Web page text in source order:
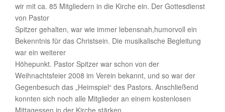
wir mit ca. 85 Mitgliedern in die Kirche ein. Der Gottesdienst
von Pastor
Spitzer gehalten, war wie immer lebensnah,humorvoll ein
Bekenntnis für das Christsein. Die musikalische Begleitung
war ein weiterer
Höhepunkt. Pastor Spitzer war schon von der
Weihnachtsfeier 2008 im Verein bekannt, und so war der
Gegenbesuch das „Heimspiel“ des Pastors. Anschließend
konnten sich noch alle Mitglieder an einem kostenlosen
Mittagessen in der Kirche stärken.